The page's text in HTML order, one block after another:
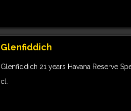
Glenfiddich
Glenfiddich 21 years Havana Reserve
cl.